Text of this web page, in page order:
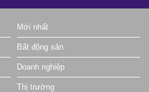
Mới nhất
Bất động sản
Doanh nghiệp
Thị trường